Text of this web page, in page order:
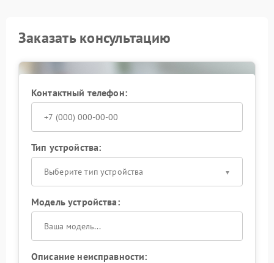
Заказать консультацию
Контактный телефон:
Тип устройства:
Выберите тип устройства
Модель устройства:
Описание неисправности: